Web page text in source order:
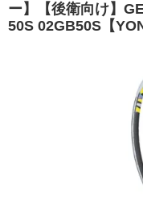
ー】【後衛向け】
50S 02GB50S【